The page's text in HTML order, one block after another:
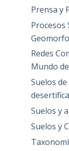
Prensa y
Procesos
Redes
Mundo
Suelos
Suelos y
Suelos y